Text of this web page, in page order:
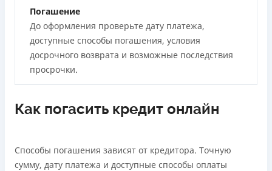
Погашение
До оформления проверьте дату платежа,
доступные способы погашения, условия
досрочного возврата и возможные последствия
просрочки.
Как погасить кредит онлайн
Способы погашения зависят от кредитора. Точную
сумму, дату платежа и доступные способы оплаты